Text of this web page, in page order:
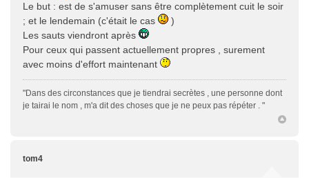
Le but : est de s'amuser sans être complètement cuit le soir
; et le lendemain (c'était le cas
)
Les sauts viendront après
Pour ceux qui passent actuellement propres , surement
avec moins d'effort maintenant
"Dans des circonstances que je tiendrai secrètes , une personne dont
je tairai le nom , m'a dit des choses que je ne peux pas répéter . "
tom4